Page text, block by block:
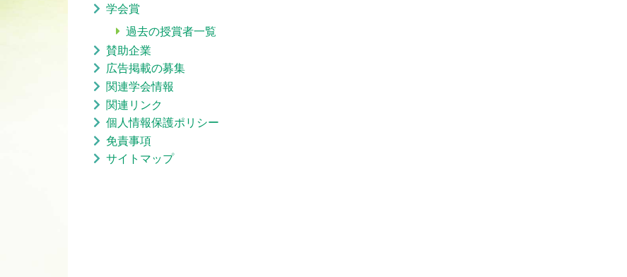
学会賞
過去の授賞者一覧
賛助企業
広告掲載の募集
関連学会情報
関連リンク
個人情報保護ポリシー
免責事項
サイトマップ